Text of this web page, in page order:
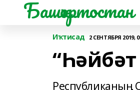
Башҡортостан
Иҡтисад 2 СЕНТЯБРЯ 2019,
Республиканың